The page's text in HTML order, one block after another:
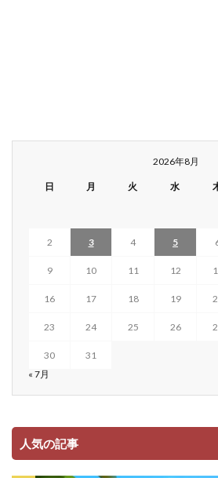
2026年8月
日 月 火 水
2 3 4 5
9 10 11 12
16 17 18 19
23 24 25 26
30
31
« 7月
人気の記事